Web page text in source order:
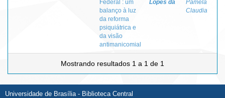
Federal : um
balanço à luz
da reforma
psiquiátrica e
da visão
antimanicomial
Lopes da
Pamela
Claudia
Mostrando resultados 1 a 1 de 1
Universidade de Brasília - Biblioteca Central